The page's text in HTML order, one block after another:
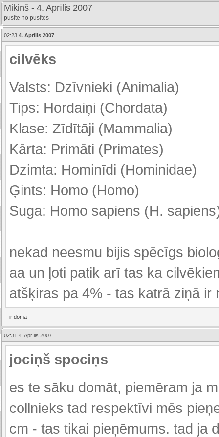
Mikiņš - 4. Aprīlis 2007
pusīte no pusītes
02:23 4. Aprīlis 2007
cilvēks
Valsts: Dzīvnieki (Animalia)
Tips: Hordaiņi (Chordata)
Klase: Zīdītāji (Mammalia)
Kārta: Primāti (Primates)
Dzimta: Hominīdi (Hominidae)
Ģints: Homo (Homo)
Suga: Homo sapiens (H.
nekad neesmu bijis spēcīgs
aa un ļoti patik arī tas ka
atšķiras pa 4% - tas katrā ziņā ir
ir doma
02:31 4. Aprīlis 2007
jociņš spociņs
es te sāku domāt, piemēram ja
collnieks tad respektīvi mēs
cm - tas tikai pieņēmums. tad ja